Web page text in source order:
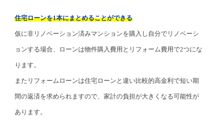
住宅ローンを1本にまとめることができる
仮に非リノベーション済みマンションを購入し自分でリノベーシ
ョンする場合、ローンは物件購入費用とリフォーム費用で2つにな
ります。
またリフォームローンは住宅ローンと違い比較的高金利で短い期
間の返済を求められますので、家計の負担が大きくなる可能性が
あります。